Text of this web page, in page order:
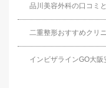
品川美容外科の口コミ
二重整形おすすめクリ
インビザラインGO大